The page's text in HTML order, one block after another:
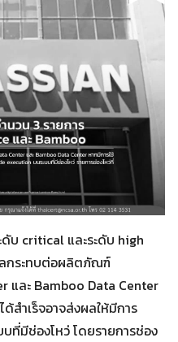
บ critical และระดับ high
กระทบต่อผลิตภัณฑ์
และ Bamboo Data Center
ด้สำเร็จอาจส่งผลให้มีการ
ที่มีช่องโหว่ โดยรายการช่อง